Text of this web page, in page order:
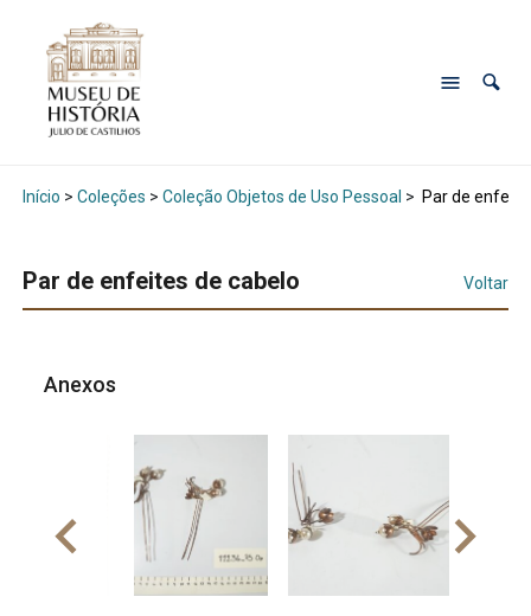
Início > Coleções > Coleção Objetos de Uso Pessoal > Par de
Par de enfeites de cabelo Voltar
Anexos